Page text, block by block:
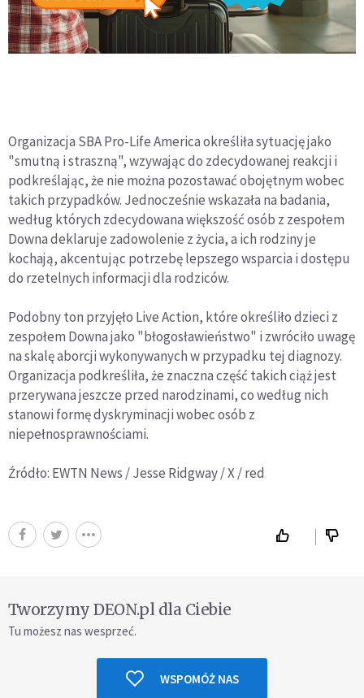
Organizacja SBA Pro-Life America określiła sytuację jako
"smutną i straszną", wzywając do zdecydowanej reakcji i
podkreślając, że nie można pozostawać obojętnym wobec
takich przypadków. Jednocześnie wskazała na badania,
według których zdecydowana większość osób z zespołem
Downa deklaruje zadowolenie z życia, a ich rodziny je
kochają, akcentując potrzebę lepszego wsparcia i dostępu
do rzetelnych informacji dla rodziców.
Podobny ton przyjęło Live Action, które określiło dzieci z
zespołem Downa jako "błogosławieństwo" i zwróciło uwagę
na skalę aborcji wykonywanych w przypadku tej diagnozy.
Organizacja podkreśliła, że znaczna część takich ciąż jest
przerywana jeszcze przed narodzinami, co według nich
stanowi formę dyskryminacji wobec osób z
niepełnosprawnościami.
Źródło: EWTN News / Jesse Ridgway / X / red
Tworzymy DEON.pl dla Ciebie
Tu możesz nas wesprzeć.
WSPOMÓŻ NAS